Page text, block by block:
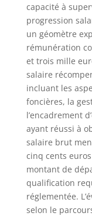
capacité à
progression
un géomètre
rémunération
et trois mille
salaire
incluant les
foncières, la
l’encadrement
ayant réussi à
salaire brut
cinq cents
montant de
qualification
réglementée.
selon le